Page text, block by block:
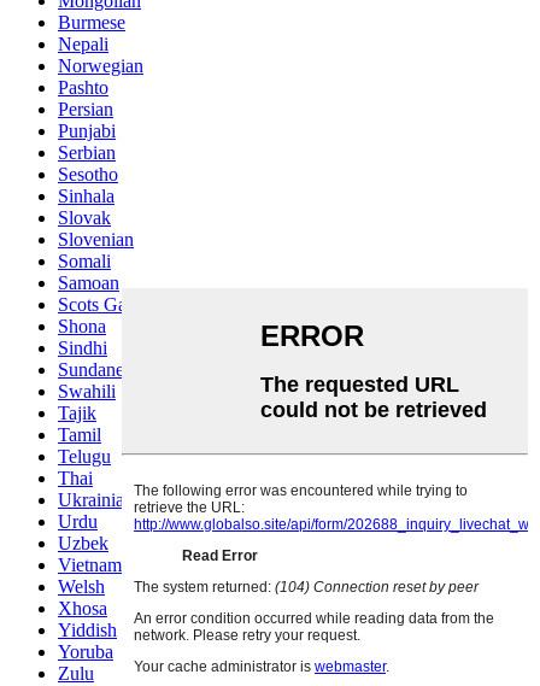
Burmese
Nepali
Norwegian
Pashto
Persian
Punjabi
Serbian
Sesotho
Sinhala
Slovak
Slovenian
Somali
Samoan
Scots Gaelic
Shona
Sindhi
Sundanese
Swahili
Tajik
Tamil
Telugu
Thai
Ukrainian
Urdu
Uzbek
Vietnamese
Welsh
Xhosa
Yiddish
Yoruba
Zulu